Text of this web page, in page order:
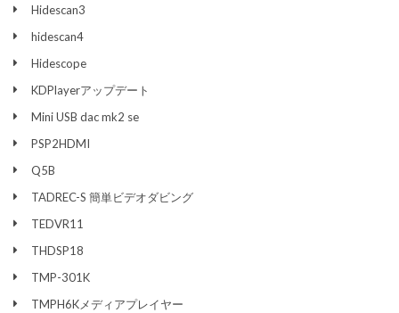
イ
サ
ー
お
合
せ
Hidescan3
hidescan4
Hidescope
KDPlayerアップデート
Mini USB dac mk2 se
PSP2HDMI
Q5B
TADREC-S 簡単ビデオダビング
TEDVR11
THDSP18
TMP-301K
TMPH6Kメディアプレイヤー